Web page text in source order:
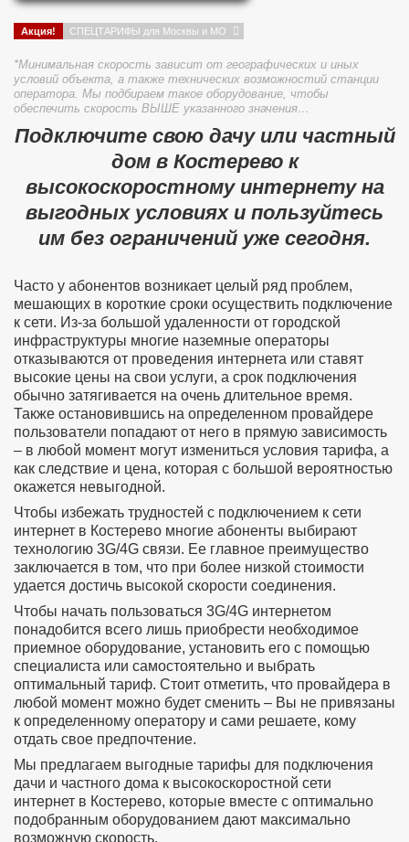
Акция! СПЕЦТАРИФЫ для Москвы и МО
*Минимальная скорость зависит от географических и иных
условий объекта, а также технических возможностий станции
оператора. Мы подбираем такое оборудование, чтобы
обеспечить скорость ВЫШЕ указанного значения…
Подключите свою дачу или частный
дом в Костерево к
высокоскоростному интернету на
выгодных условиях и пользуйтесь
им без ограничений уже сегодня.
Часто у абонентов возникает целый ряд проблем,
мешающих в короткие сроки осуществить подключение
к сети. Из-за большой удаленности от городской
инфраструктуры многие наземные операторы
отказываются от проведения интернета или ставят
высокие цены на свои услуги, а срок подключения
обычно затягивается на очень длительное время.
Также остановившись на определенном провайдере
пользователи попадают от него в прямую зависимость
– в любой момент могут измениться условия тарифа, а
как следствие и цена, которая с большой вероятностью
окажется невыгодной.
Чтобы избежать трудностей с подключением к сети
интернет в Костерево многие абоненты выбирают
технологию 3G/4G связи. Ее главное преимущество
заключается в том, что при более низкой стоимости
удается достичь высокой скорости соединения.
Чтобы начать пользоваться 3G/4G интернетом
понадобится всего лишь приобрести необходимое
приемное оборудование, установить его с помощью
специалиста или самостоятельно и выбрать
оптимальный тариф. Стоит отметить, что провайдера в
любой момент можно будет сменить – Вы не привязаны
к определенному оператору и сами решаете, кому
отдать свое предпочтение.
Мы предлагаем выгодные тарифы для подключения
дачи и частного дома к высокоскоростной сети
интернет в Костерево, которые вместе с оптимально
подобранным оборудованием дают максимально
возможную скорость.